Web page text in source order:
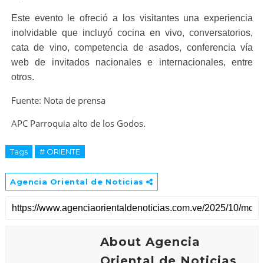
Este evento le ofreció a los visitantes una experiencia
inolvidable que incluyó cocina en vivo, conversatorios,
cata de vino, competencia de asados, conferencia vía
web de invitados nacionales e internacionales, entre
otros.
Fuente: Nota de prensa
APC Parroquia alto de los Godos.
Tags # ORIENTE
Agencia Oriental de Noticias
About Agencia